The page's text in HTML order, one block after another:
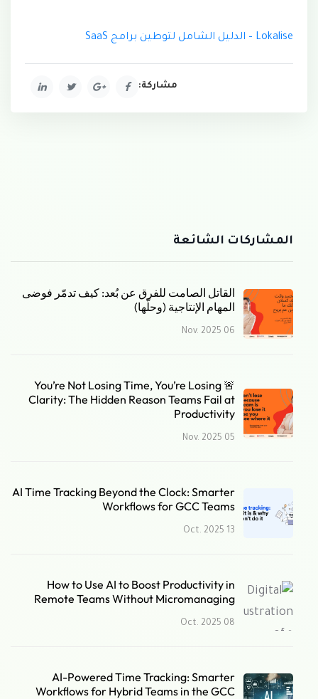
Lokalise – الدليل الشامل لتوطين برامج SaaS
مشاركة:
المشاركات الشائعة
القاتل الصامت للفرق عن بُعد: كيف تدمّر فوضى
المهام الإنتاجية (وحلّها)
06 Nov. 2025
🚨 You’re Not Losing Time, You’re Losing
Clarity: The Hidden Reason Teams Fail at
Productivity
05 Nov. 2025
AI Time Tracking Beyond the Clock: Smarter
Workflows for GCC Teams
13 Oct. 2025
How to Use AI to Boost Productivity in
Remote Teams Without Micromanaging
08 Oct. 2025
AI-Powered Time Tracking: Smarter
Workflows for Hybrid Teams in the GCC